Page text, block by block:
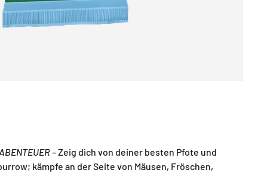
– Zeig dich von deiner besten Pfote und
kämpfe an der Seite von Mäusen, Fröschen,